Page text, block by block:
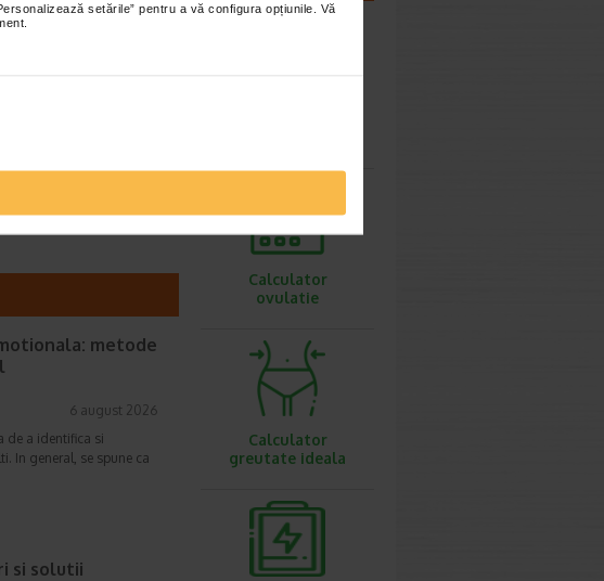
setările” pentru a vă configura opțiunile. Vă
de fermitate, tinere sau…
metode
6 august 2026
de a identifica si
In general, se spune ca
si solutii
Calculator
ovulatie
Calculator
greutate ideala